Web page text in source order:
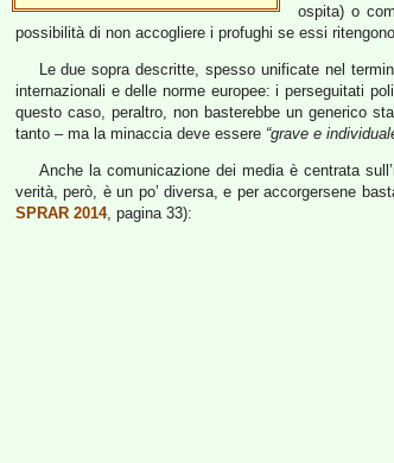
ospita) o
possibilità di non accogliere i profughi se essi
Le due sopra descritte, spesso unificate nel
internazionali e delle norme europee: i perseguitati
questo caso, peraltro, non basterebbe un generico
tanto – ma la minaccia deve essere “grave e
Anche la comunicazione dei media è centrata
verità, però, è un po’ diversa, e per accorgersene
SPRAR 2014, pagina 33):